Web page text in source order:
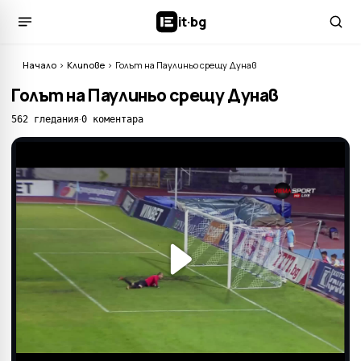
it·bg
Начало › Клипове › Голът на Паулиньо срещу Дунав
Голът на Паулиньо срещу Дунав
562 гледания·0 коментара
Play